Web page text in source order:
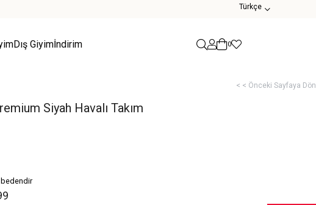
Türkçe
Dış Giyimİndirim 0
< < Önceki Sayfaya Dön
Siyah Havalı Takım
bedendir